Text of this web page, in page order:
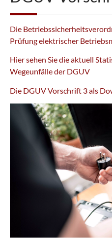
Die
Prüfung elektrischer
Hier sehen Sie die aktuell
Wegeunfälle der DGUV
Die DGUV Vorschrift 3 als